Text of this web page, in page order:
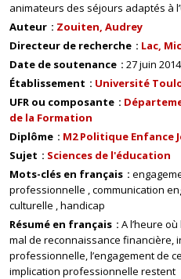
animateurs des séjours adaptés à
Auteur
Zouiten, Audrey
Directeur de recherche
Lac,
Date de soutenance
27 juin 2014
Établissement
Université
UFR ou composante
de la Formation
Diplôme
M2 Politique Enfance
Sujet
Sciences de l'éducation
Mots-clés en français
professionnelle communication
culturelle handicap
Résumé en français
A l’heure
mal de reconnaissance financière,
professionnelle, l’engagement de
implication professionnelle restent